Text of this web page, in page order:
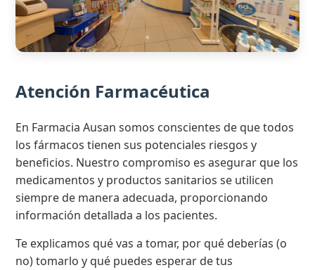
Atención Farmacéutica
En Farmacia Ausan somos conscientes de que todos
los fármacos tienen sus potenciales riesgos y
beneficios. Nuestro compromiso es asegurar que los
medicamentos y productos sanitarios se utilicen
siempre de manera adecuada, proporcionando
información detallada a los pacientes.
Te explicamos qué vas a tomar, por qué deberías (o
no) tomarlo y qué puedes esperar de tus